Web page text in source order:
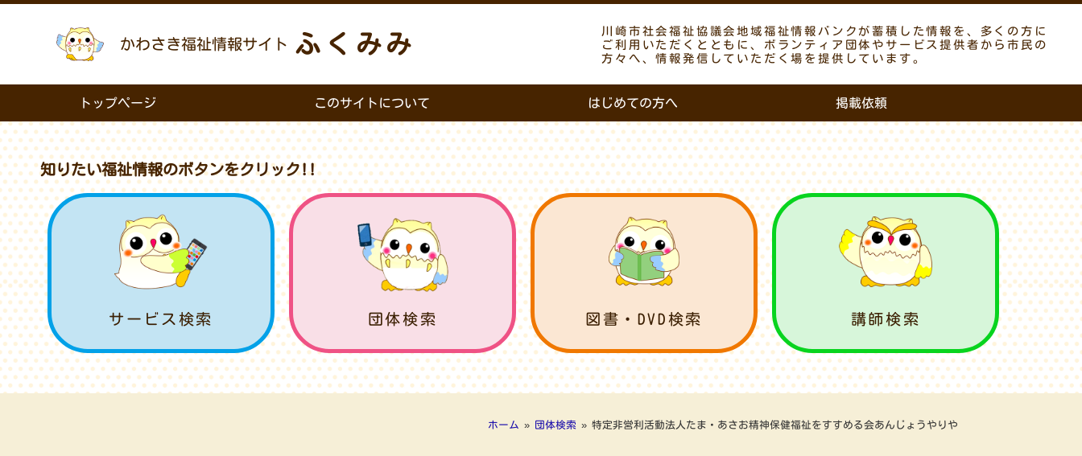
かわさき福祉情報サイト ふくみみ
川崎市社会福祉協議会地域福祉情報バンクが蓄積した情報を、多くの方に
ご利用いただくとともに、ボランティア団体やサービス提供者から市民の
方々へ、情報発信していただく場を提供しています。
トップページ このサイトについて はじめての方へ 掲載依頼
知りたい福祉情報のボタンをクリック!!
サービス検索 団体検索 図書・DVD検索 講師検索
ホーム » 団体検索 » 特定非営利活動法人たま・あさお精神保健福祉をすすめる会あんじょうやりや